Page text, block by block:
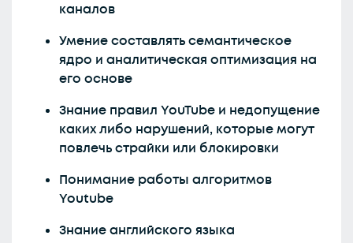
каналов
Умение составлять семантическое
ядро и аналитическая оптимизация на
его основе
Знание правил YouTube и недопущение
каких либо нарушений, которые могут
повлечь страйки или блокировки
Понимание работы алгоритмов
Youtube
Знание английского языка